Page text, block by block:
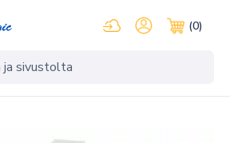
KirjauduOma tili
(0)